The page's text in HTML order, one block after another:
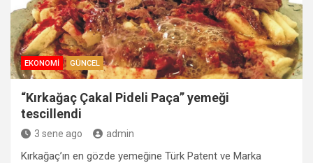
EKONOMI GÜNCEL
“Kırkağaç Çakal Pideli Paça” yemeği
tescillendi
3 sene ago admin
Kırkağaç’ın en gözde yemeğine Türk Patent ve Marka